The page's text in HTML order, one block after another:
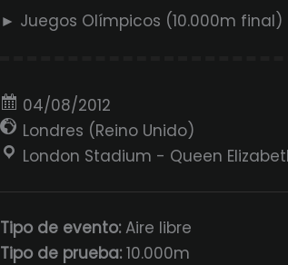
► Juegos Olímpicos (10.000m final)
04/08/2012
Londres (Reino Unido)
London Stadium - Queen
Tipo de evento:Aire libre
Tipo de prueba:10.000m